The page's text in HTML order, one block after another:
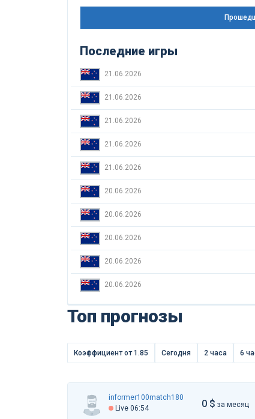
Последние игры
21.06.2026
21.06.2026
21.06.2026
21.06.2026
21.06.2026
20.06.2026
20.06.2026
20.06.2026
20.06.2026
20.06.2026
Топ прогнозы
Коэффициент от 1.85 Сегодня 2 часа 6
informer100match180
Live 06:54
0 $ за месяц